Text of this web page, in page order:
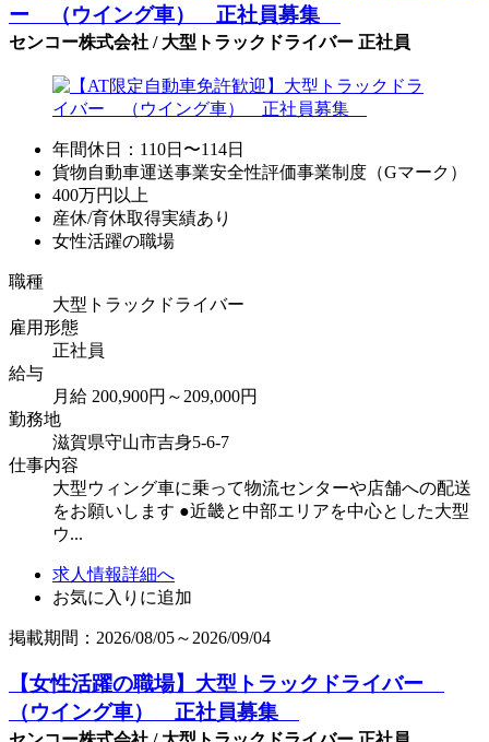
ー （ウイング車） 正社員募集
センコー株式会社 / 大型トラックドライバー 正社員
年間休日：110日〜114日
貨物自動車運送事業安全性評価事業制度（Gマーク）
400万円以上
産休/育休取得実績あり
女性活躍の職場
職種
大型トラックドライバー
雇用形態
正社員
給与
月給 200,900円～209,000円
勤務地
滋賀県守山市吉身5-6-7
仕事内容
大型ウィング車に乗って物流センターや店舗への配送
をお願いします ●近畿と中部エリアを中心とした大型
ウ...
求人情報詳細へ
お気に入りに追加
掲載期間：2026/08/05～2026/09/04
【女性活躍の職場】大型トラックドライバー
（ウイング車） 正社員募集